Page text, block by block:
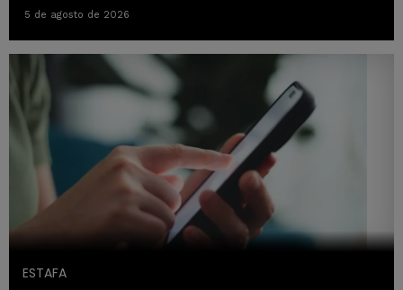
5 de agosto de 2026
ESTAFA